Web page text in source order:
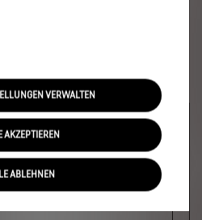
Sie?
×
VERWALTEN
AKZEPTIEREN
ABLEHNEN